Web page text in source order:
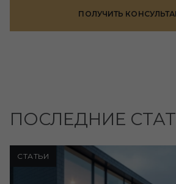
ПОЛУЧИТЬ
ПОСЛЕДНИЕ
СТАТЬИ